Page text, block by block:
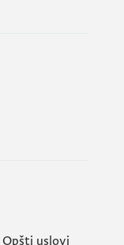
Opšti uslovi